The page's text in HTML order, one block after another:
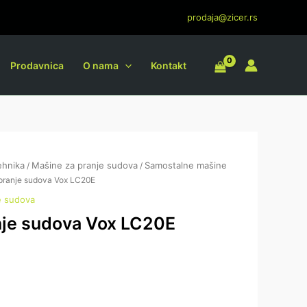
prodaja@zicer.rs
Prodavnica O nama Kontakt
/ Mašine za pranje sudova/ Samostalne mašine
sudova Vox LC20E
sudova
sudova Vox LC20E